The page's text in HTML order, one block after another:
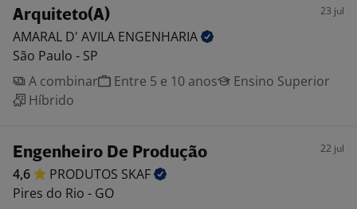
Arquiteto(A) 23 jul
AMARAL D' AVILA ENGENHARIA
São Paulo - SP
A combinar
Entre 5 e 10 anos
Ensino Superior
Híbrido
Engenheiro De Produção 22 jul
4,6 PRODUTOS SKAF
Pires do Rio - GO